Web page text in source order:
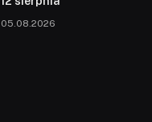
05.08.2026